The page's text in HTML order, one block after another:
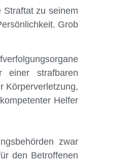
zu seinem
Grob
einer strafbaren
Körperverletzung,
Helfer
zwar
den Betroffenen